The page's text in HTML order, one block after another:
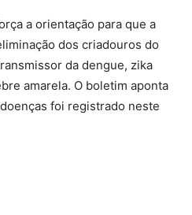
a orientação para que a
dos criadouros do
da dengue, zika
amarela. O boletim aponta
foi registrado neste